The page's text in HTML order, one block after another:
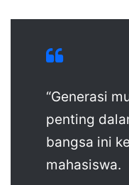
“Generasi
penting
bangsa ini
mahasiswa.